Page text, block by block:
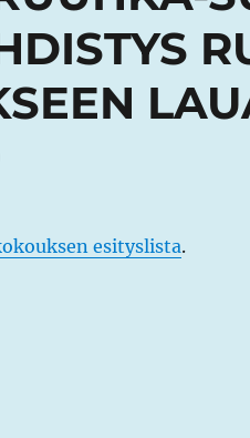
esityslista.